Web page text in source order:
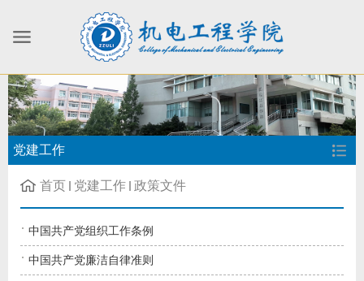
党建工作
首页 党建工作 政策文件
中国共产党组织工作条例
中国共产党廉洁自律准则